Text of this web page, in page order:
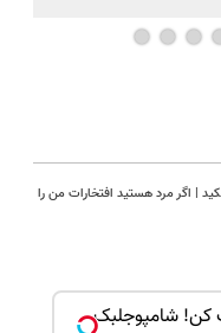
| اگر مرد هستید افتخارات من را
کن! شامپوجلبک